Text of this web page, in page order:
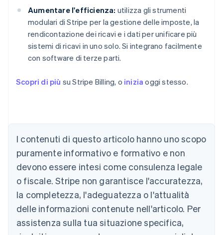
Aumentare l'efficienza: utilizza gli strumenti
modulari di Stripe per la gestione delle imposte, la
rendicontazione dei ricavi e i dati per unificare più
sistemi di ricavi in uno solo. Si integrano facilmente
con software di terze parti.
Scopri di più su Stripe Billing, o inizia oggi stesso.
I contenuti di questo articolo hanno uno scopo
puramente informativo e formativo e non
devono essere intesi come consulenza legale
o fiscale. Stripe non garantisce l'accuratezza,
la completezza, l'adeguatezza o l'attualità
delle informazioni contenute nell'articolo. Per
assistenza sulla tua situazione specifica,
English
DeutschEnglish
Belgio
Nederlands Français English
Brasile
PortuguêsEnglish
Bulgaria
Canada